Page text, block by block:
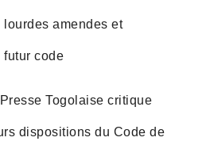
lourdes amendes et
futur code
Togolaise critique
dispositions du Code de